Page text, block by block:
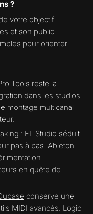
?
votre objectif
et son public
pour orienter
Tools reste la
dans les studios
montage multicanal
: FL Studio séduit
pas à pas. Ableton
en quête de
conserve une
MIDI avancés. Logic